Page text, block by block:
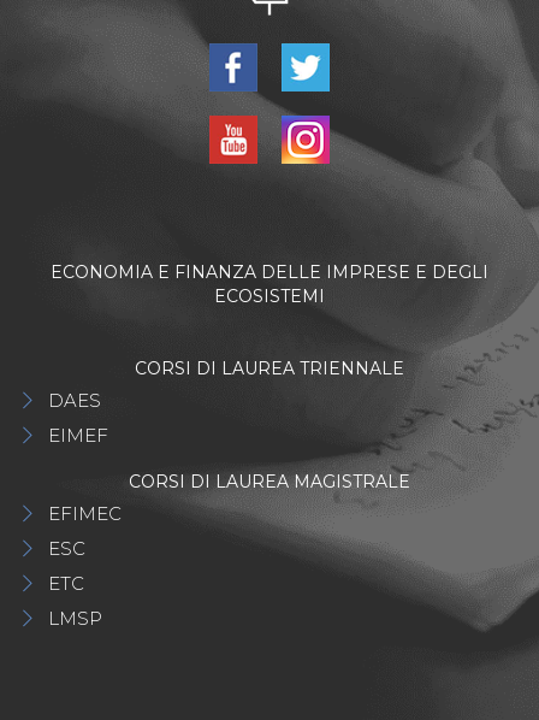
ECONOMIA E FINANZA DELLE IMPRESE E DEGLI
ECOSISTEMI
CORSI DI LAUREA TRIENNALE
DAES
EIMEF
CORSI DI LAUREA MAGISTRALE
EFIMEC
ESC
ETC
LMSP